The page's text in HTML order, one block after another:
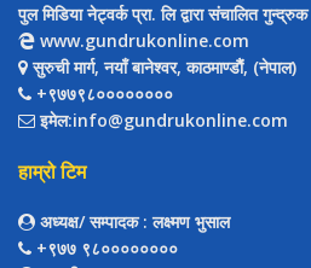
पुल मिडिया नेट्वर्क प्रा. लि द्वारा संचालित
www.gundrukonline.com
सुरुची मार्ग, नयाँ बानेश्वर, काठमाण्डौैं, (नेपाल)
+९७७९८००००००००
इमेल:info@gundrukonline.com
हाम्रो टिम
अध्यक्ष/ सम्पादक: लक्ष्मण भुसाल
+९७७ ९८००००००००